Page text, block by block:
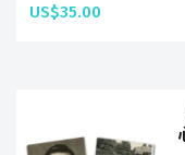
US$35.00